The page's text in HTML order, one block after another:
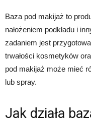
Baza pod makijaż to
nałożeniem podkładu i
zadaniem jest
trwałości kosmetyków
pod makijaż może mieć
lub spray.
Jak działa